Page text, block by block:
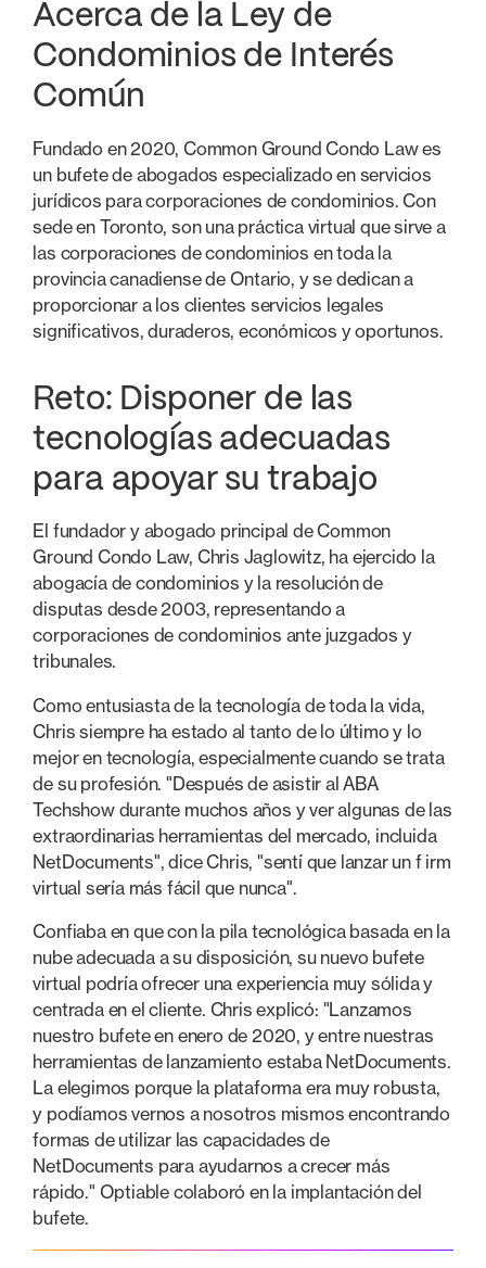
Acerca de la Ley de
Condominios de Interés
Común
Fundado en 2020, Common Ground Condo Law es
un bufete de abogados especializado en servicios
jurídicos para corporaciones de condominios. Con
sede en Toronto, son una práctica virtual que sirve a
las corporaciones de condominios en toda la
provincia canadiense de Ontario, y se dedican a
proporcionar a los clientes servicios legales
significativos, duraderos, económicos y oportunos.
Reto: Disponer de las
tecnologías adecuadas
para apoyar su trabajo
El fundador y abogado principal de Common
Ground Condo Law, Chris Jaglowitz, ha ejercido la
abogacía de condominios y la resolución de
disputas desde 2003, representando a
corporaciones de condominios ante juzgados y
tribunales.
Como entusiasta de la tecnología de toda la vida,
Chris siempre ha estado al tanto de lo último y lo
mejor en tecnología, especialmente cuando se trata
de su profesión. "Después de asistir al ABA
Techshow durante muchos años y ver algunas de las
extraordinarias herramientas del mercado, incluida
NetDocuments", dice Chris, "sentí que lanzar un f irm
virtual sería más fácil que nunca".
Confiaba en que con la pila tecnológica basada en la
nube adecuada a su disposición, su nuevo bufete
virtual podría ofrecer una experiencia muy sólida y
centrada en el cliente. Chris explicó: "Lanzamos
nuestro bufete en enero de 2020, y entre nuestras
herramientas de lanzamiento estaba NetDocuments.
La elegimos porque la plataforma era muy robusta,
y podíamos vernos a nosotros mismos encontrando
formas de utilizar las capacidades de
NetDocuments para ayudarnos a crecer más
rápido." Optiable colaboró en la implantación del
bufete.